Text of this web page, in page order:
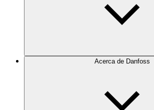
Acerca de Danfoss